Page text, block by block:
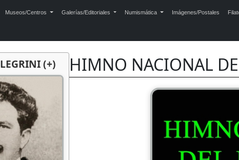
Museos/Centros Galerías/Editoriales Numismática Imágenes/Postales
(+) HIMNO NACIONAL